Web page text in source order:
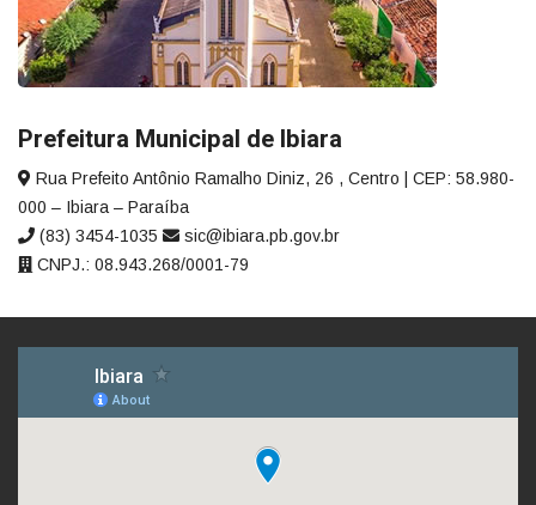
Prefeitura Municipal de Ibiara
Rua Prefeito Antônio Ramalho Diniz, 26 , Centro | CEP: 58.980-
000 – Ibiara – Paraíba
(83) 3454-1035
sic@ibiara.pb.gov.br
CNPJ.: 08.943.268/0001-79